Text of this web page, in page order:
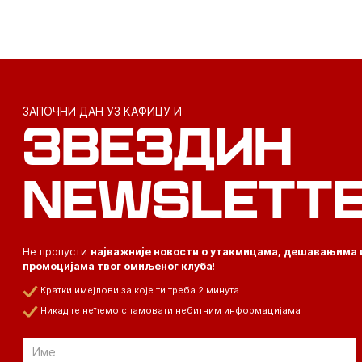
ЗАПОЧНИ ДАН УЗ КАФИЦУ И
ЗВЕЗДИН
Не пропусти најважније новости о утакмицама, дешавањима
промоцијама твог омиљеног клуба!
Кратки имејлови за које ти треба 2 минута
Никад те нећемо спамовати небитним информацијама
Email